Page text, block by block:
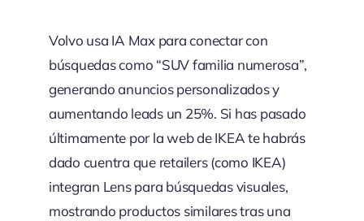
Volvo usa IA Max para conectar con
búsquedas como “SUV familia numerosa”,
generando anuncios personalizados y
aumentando leads un 25%. Si has pasado
últimamente por la web de IKEA te habrás
dado cuentra que retailers (como IKEA)
integran Lens para búsquedas visuales,
mostrando productos similares tras una